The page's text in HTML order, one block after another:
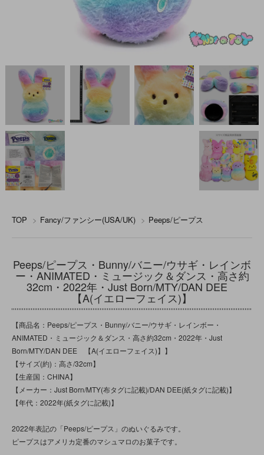
TOP > Fancy/ファンシー(USA/UK) > Peeps/ピープス
Peeps/ピープス・Bunny/バニー/ウサギ・レインボ
ー・ANIMATED・ミュージック＆ダンス・高さ約
32cm・2022年・Just Born/MTY/DAN DEE
【A(イエローフェイス)】
【商品名：Peeps/ピープス・Bunny/バニー/ウサギ・レインボー・
ANIMATED・ミュージック＆ダンス・高さ約32cm・2022年・Just
Born/MTY/DAN DEE 【A(イエローフェイス)】】
【サイズ(約)：高さ/32cm】
【生産国：CHINA】
【メーカー：Just Born/MTY(布タグに記載)/DAN DEE(紙タグに記載)】
【年代：2022年(紙タグに記載)】
2022年表記の「Peeps/ピープス」のぬいぐるみです。
ピープスはアメリカ定番のマシュマロのお菓子です。